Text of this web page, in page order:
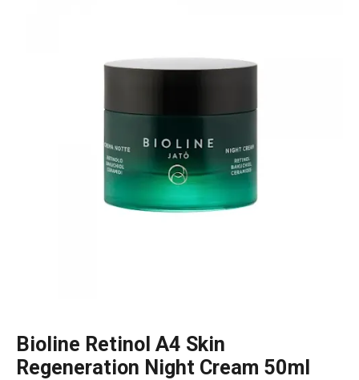
Bioline Retinol A4 Skin
Regeneration Night Cream 50ml